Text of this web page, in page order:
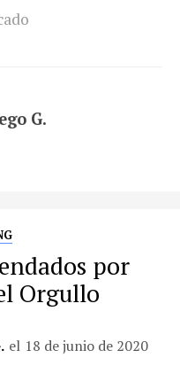
G.
por
Orgullo
el 18 de junio de 2020